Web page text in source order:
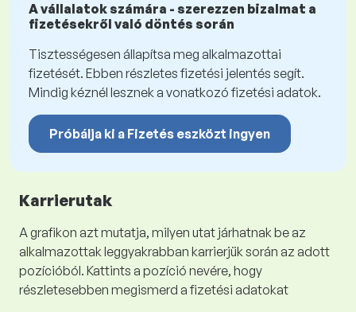
A vállalatok számára - szerezzen bizalmat a
fizetésekről való döntés során
Tisztességesen állapítsa meg alkalmazottai
fizetését. Ebben részletes fizetési jelentés segít.
Mindig kéznél lesznek a vonatkozó fizetési adatok.
Próbálja ki a Fizetés eszközt ingyen
Karrierutak
A grafikon azt mutatja, milyen utat járhatnak be az
alkalmazottak leggyakrabban karrierjük során az adott
pozícióból. Kattints a pozíció nevére, hogy
részletesebben megismerd a fizetési adatokat